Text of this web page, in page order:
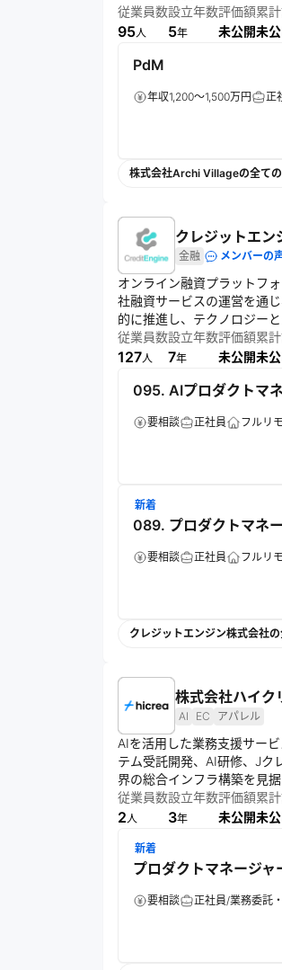
従業員数
95人
設立年数
5年
評価額
未公開
累
未
PdM
年収1,200～1,500万円 正
株式会社Archi Villageの全て
クレジットエン
金融 メンバーの
オンライン融資プラットフ
社融資サービスの運営を通
的に推進し、テクノロジー
従業員数
127人
設立年数
7年
評価額
未公開
累
未
095. AIプロダクトマ
要相談 正社員 フルリ
新着
089. プロダクトマネ
要相談 正社員 フルリ
クレジットエンジン株式会社
株式会社ハイク
AI EC アパレル
AIを活用した業務支援サー
テム受託開発、AI研修、Jク
界の総合インフラ構築を見
創出を支える。
従業員数
2人
設立年数
3年
評価額
未公開
累
未
新着
プロダクトマネージャ
要相談 正社員/業務委託